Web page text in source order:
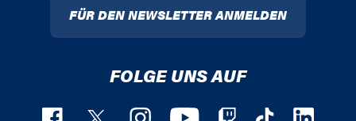
FÜR DEN NEWSLETTER ANMELDEN
FOLGE UNS AUF